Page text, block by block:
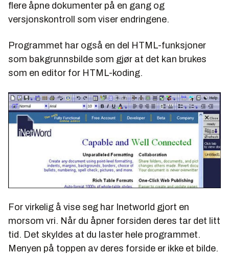
flere åpne dokumenter på en gang og
versjonskontroll som viser endringene.
Programmet har også en del HTML-funksjoner
som bakgrunnsbilde som gjør at det kan brukes
som en editor for HTML-koding.
For virkelig å vise seg har Inetworld gjort en
morsom vri. Når du åpner forsiden deres tar det litt
tid. Det skyldes at du laster hele programmet.
Menyen på toppen av deres forside er ikke et bilde.